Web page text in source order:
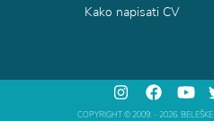
Kako napisati CV
COPYRIGHT © 2009. - 2026. BELEŠKE